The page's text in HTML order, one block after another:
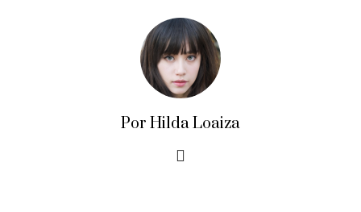
Por Hilda Loaiza